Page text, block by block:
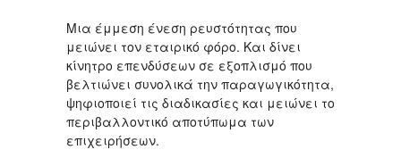
Μια έμμεση ένεση ρευστότητας που
μειώνει τον εταιρικό φόρο. Και δίνει
κίνητρο επενδύσεων σε εξοπλισμό που
βελτιώνει συνολικά την παραγωγικότητα,
ψηφιοποιεί τις διαδικασίες και μειώνει το
περιβαλλοντικό αποτύπωμα των
επιχειρήσεων.